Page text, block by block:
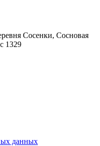
Сосенки, Сосновая
1329
данных